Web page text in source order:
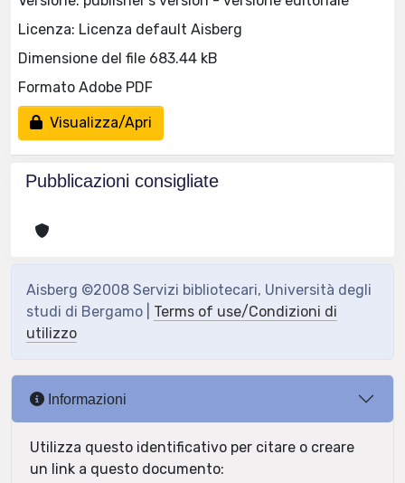
Licenza: Licenza default Aisberg
Dimensione del file 683.44 kB
Formato Adobe PDF
Visualizza/Apri
Pubblicazioni consigliate
Aisberg ©2008 Servizi bibliotecari, Università degli
studi di Bergamo | Terms of use/Condizioni di
utilizzo
Informazioni
Utilizza questo identificativo per citare o creare
un link a questo documento: